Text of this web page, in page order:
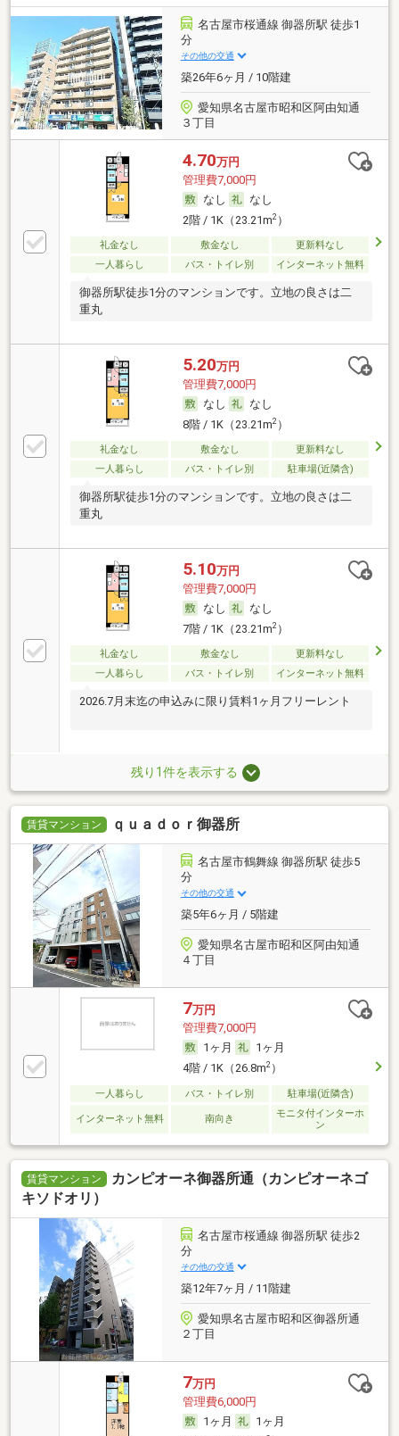
名古屋市桜通線 御器所駅 徒歩1
分
その他の交通
築26年6ヶ月 / 10階建
愛知県名古屋市昭和区阿由知通
３丁目
4.70万円
管理費7,000円
なし
なし
2階 / 1K（23.21m2）
礼金なし 敷金なし
更新料なし
一人暮らし
バス・トイレ別 インターネット無料
御器所駅徒歩1分のマンションです。立地の良さは二
重丸
5.20万円
管理費7,000円
なし
なし
8階 / 1K（23.21m2）
礼金なし 敷金なし
更新料なし
一人暮らし
バス・トイレ別 駐車場(近隣含)
御器所駅徒歩1分のマンションです。立地の良さは二
重丸
5.10万円
管理費7,000円
なし
なし
7階 / 1K（23.21m2）
礼金なし 敷金なし
更新料なし
一人暮らし
バス・トイレ別 インターネット無料
2026.7月末迄の申込みに限り賃料1ヶ月フリーレント
残り1件を表示する
賃貸マンション ｑｕａｄｏｒ御器所
名古屋市鶴舞線 御器所駅 徒歩5
分
その他の交通
築5年6ヶ月 / 5階建
愛知県名古屋市昭和区阿由知通
４丁目
7万円
管理費7,000円
1ヶ月
1ヶ月
4階 / 1K（26.8m2）
一人暮らし バス・トイレ別 駐車場(近隣含)
インターネット無料 南向き
モニタ付インターホ
ン
賃貸マンション
カンピオーネ御器所通（カンピオーネゴ
キソドオリ）
名古屋市桜通線 御器所駅 徒歩2
分
その他の交通
築12年7ヶ月 / 11階建
愛知県名古屋市昭和区御器所通
２丁目
7万円
管理費6,000円
1ヶ月
1ヶ月